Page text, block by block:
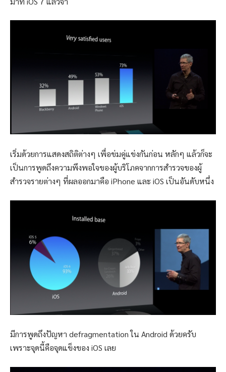
เริ่มด้วยการแสดงสถิติต่างๆ เพื่อข่มคู่แข่งกันก่อน หลักๆ แล้วก็จะ
เป็นการพูดถึงความพึงพอใจของผู้บริโภคจากการสำรวจของผู้
สำรวจรายต่างๆ ที่ผลออกมาคือ iPhone และ iOS เป็นอันดับหนึ่ง
มีการพูดถึงปัญหา defragmentation ใน Android ด้วยครับ
เพราะจุดนี้คือจุดแข็งของ iOS เลย